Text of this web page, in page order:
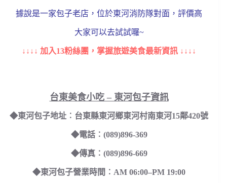
據說是一家包子老店，位於東河消防隊對面，評價高
大家可以去試試囉~
↓↓↓↓ 加入13粉絲團，掌握旅遊美食最新資訊 ↓↓↓↓
台東美食小吃 – 東河包子資訊
◆東河包子地址︰台東縣東河鄉東河村南東河15鄰420號
◆電話︰(089)896-369
◆傳真︰(089)896-669
◆東河包子營業時間︰AM 06:00–PM 19:00